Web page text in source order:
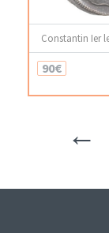
Constantin Ier
90€
←